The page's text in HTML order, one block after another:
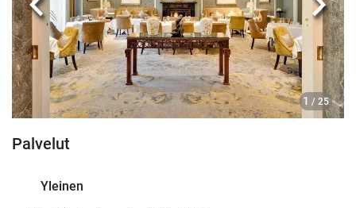
1 / 25
Edellinen
Palvelut
Yleinen